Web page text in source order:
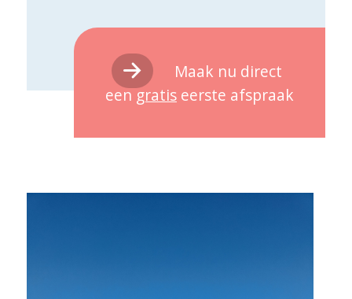
Maak nu direct
eengratiseerste afspraak